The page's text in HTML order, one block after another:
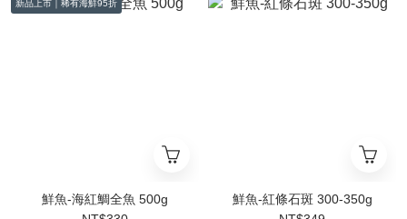
新品上市｜稀有海鮮95折
鮮魚-海紅鯛全魚 500g
鮮魚-紅條石斑 300-350g